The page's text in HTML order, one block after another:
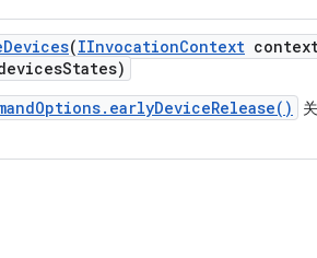
Devices(IInvocationContext
States)